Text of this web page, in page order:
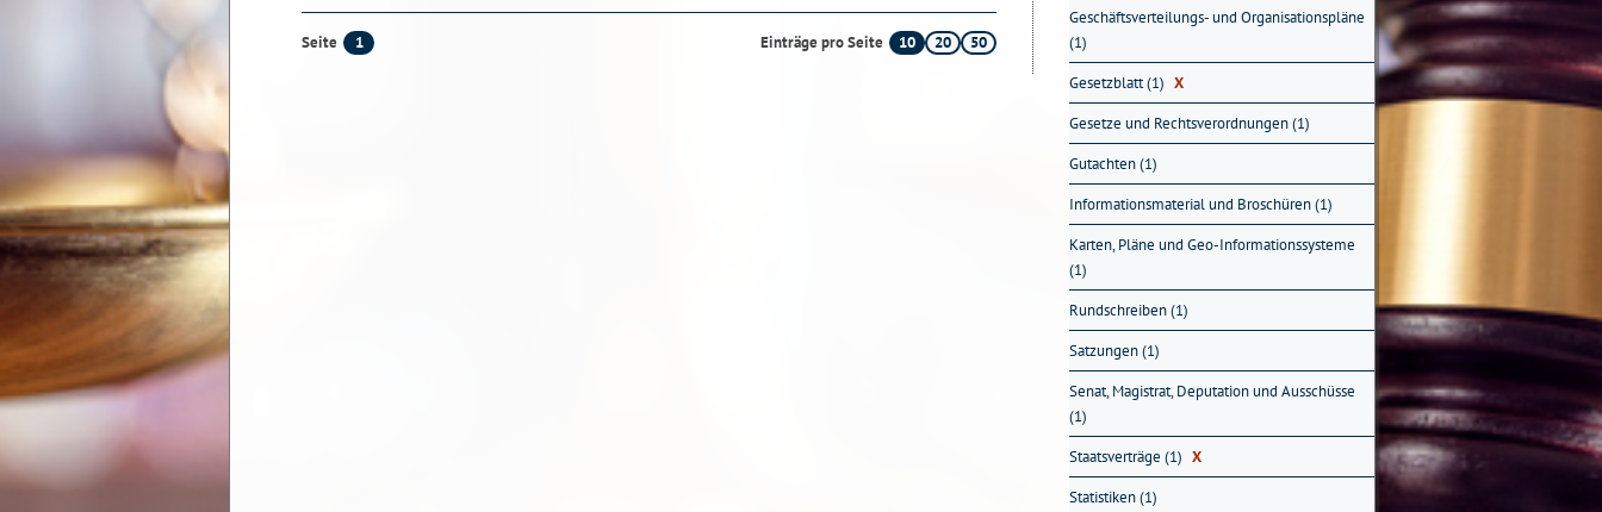
Seite 1 Einträge pro Seite 10 20 50
Geschäftsverteilungs- und Organisationspläne
(1)
Gesetzblatt (1) X
Gesetze und Rechtsverordnungen (1)
Gutachten (1)
Informationsmaterial und Broschüren (1)
Karten, Pläne und Geo-Informationssysteme
(1)
Rundschreiben (1)
Satzungen (1)
Senat, Magistrat, Deputation und Ausschüsse
(1)
Staatsverträge (1) X
Statistiken (1)